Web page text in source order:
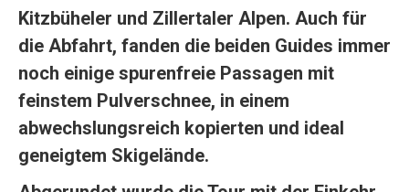
Kitzbüheler und Zillertaler Alpen. Auch für
die Abfahrt, fanden die beiden Guides immer
noch einige spurenfreie Passagen mit
feinstem Pulverschnee, in einem
abwechslungsreich kopierten und ideal
geneigtem Skigelände.